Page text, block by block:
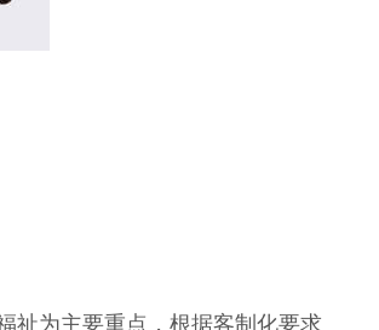
祉为主要重点，根据客制化要求